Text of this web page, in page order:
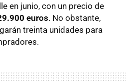
en junio, con un precio de
euros. No obstante,
treinta unidades para